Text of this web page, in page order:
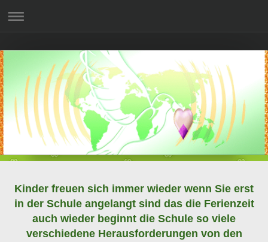
Kinder freuen sich immer wieder wenn Sie erst
in der Schule angelangt sind das die Ferienzeit
auch wieder beginnt die Schule so viele
verschiedene Herausforderungen von den